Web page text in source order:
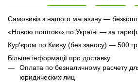
Самовивіз з нашого магазину —
«Новою поштою» по Україні — за
Кур'єром по Києву (без заносу) — 500
Більше інформації про доставку
Оплата по безналичному расчету
юридических лиц